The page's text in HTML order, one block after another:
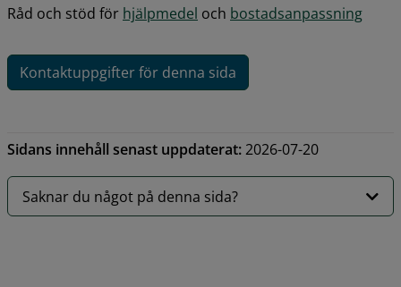
Råd och stöd för hjälpmedel och bostadsanpassning
Kontaktuppgifter för denna sida
Sidans innehåll senast uppdaterat:2026-07-20
Saknar du något på denna sida?